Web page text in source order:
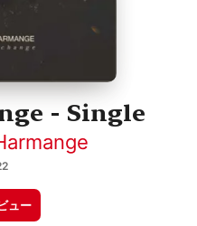
- Single
ュー